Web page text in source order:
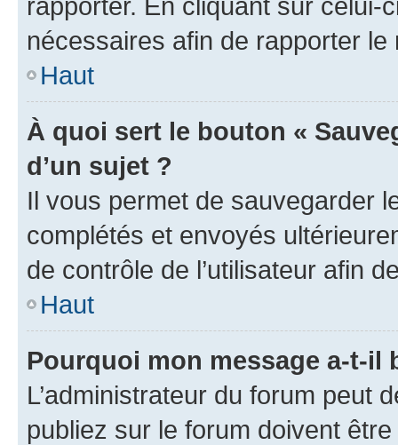
nécessaires afin de rapporter le
Haut
À quoi sert le bouton «
d’un sujet ?
Il vous permet de sauvegarder
complétés et envoyés
de contrôle de l’utilisateur afin
Haut
Pourquoi mon message a-t-il
L’administrateur du forum peut
publiez sur le forum doivent